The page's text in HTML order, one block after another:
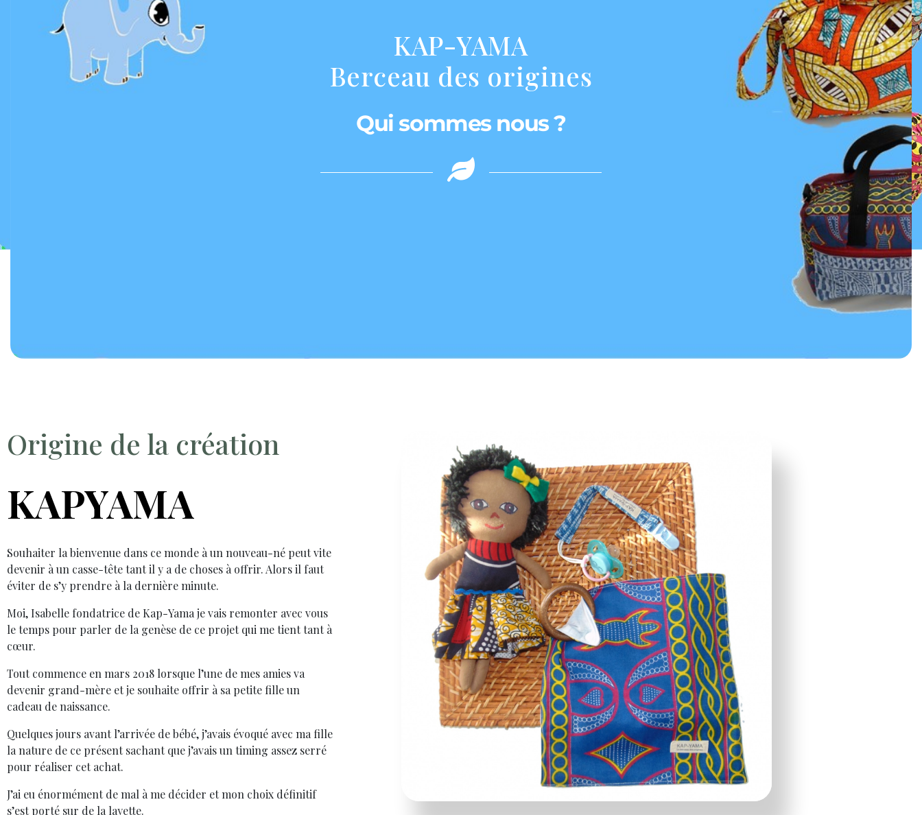
KAP-YAMA
Berceau des origines
Qui sommes nous ?
Origine de la création
KAPYAMA
Souhaiter la bienvenue dans ce monde à un nouveau-né peut vite
devenir à un casse-tête tant il y a de choses à offrir. Alors il faut
éviter de s’y prendre à la dernière minute.
Moi, Isabelle fondatrice de Kap-Yama je vais remonter avec vous
le temps pour parler de la genèse de ce projet qui me tient tant à
cœur.
Tout commence en mars 2018 lorsque l’une de mes amies va
devenir grand-mère et je souhaite offrir à sa petite fille un
cadeau de naissance.
Quelques jours avant l’arrivée de bébé, j’avais évoqué avec ma fille
la nature de ce présent sachant que j’avais un timing assez serré
pour réaliser cet achat.
J’ai eu énormément de mal à me décider et mon choix définitif
s’est porté sur de la layette.